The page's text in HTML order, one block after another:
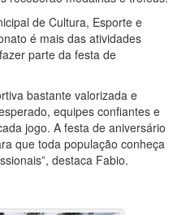
de Cultura, Esporte e
é mais das atividades
parte da festa de
bastante valorizada e
equipes confiantes e
jogo. A festa de aniversário
que toda população conheça
destaca Fabio.